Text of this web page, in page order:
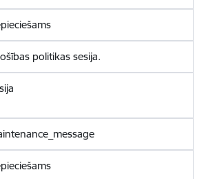
politikas sesija.